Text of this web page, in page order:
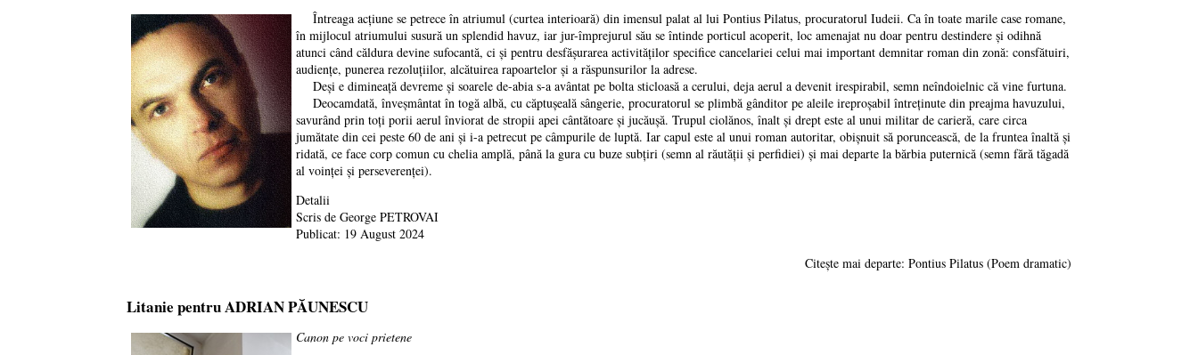
Întreaga acţiune se petrece în atriumul (curtea interioară) din imensul palat al lui Pontius Pilatus, procuratorul Iudeii. Ca în toate marile case romane,
în mijlocul atriumului susură un splendid havuz, iar jur-împrejurul său se întinde porticul acoperit, loc amenajat nu doar pentru destindere şi odihnă
atunci când căldura devine sufocantă, ci şi pentru desfăşurarea activităţilor specifice cancelariei celui mai important demnitar roman din zonă: consfătuiri,
audienţe, punerea rezoluţiilor, alcătuirea rapoartelor şi a răspunsurilor la adrese.
Deşi e dimineaţă devreme şi soarele de-abia s-a avântat pe bolta sticloasă a cerului, deja aerul a devenit irespirabil, semn neîndoielnic că vine furtuna.
Deocamdată, înveşmântat în togă albă, cu căptuşeală sângerie, procuratorul se plimbă gânditor pe aleile ireproşabil întreţinute din preajma havuzului,
savurând prin toţi porii aerul înviorat de stropii apei cântătoare şi jucăuşă. Trupul ciolănos, înalt şi drept este al unui militar de carieră, care circa
jumătate din cei peste 60 de ani şi i-a petrecut pe câmpurile de luptă. Iar capul este al unui roman autoritar, obişnuit să poruncească, de la fruntea înaltă şi
ridată, ce face corp comun cu chelia amplă, până la gura cu buze subţiri (semn al răutăţii şi perfidiei) şi mai departe la bărbia puternică (semn fără tăgadă
al voinţei şi perseverenţei).
Detalii
Scris de George PETROVAI
Publicat: 19 August 2024
Citește mai departe: Pontius Pilatus (Poem dramatic)
Litanie pentru ADRIAN PĂUNESCU
Canon pe voci prietene